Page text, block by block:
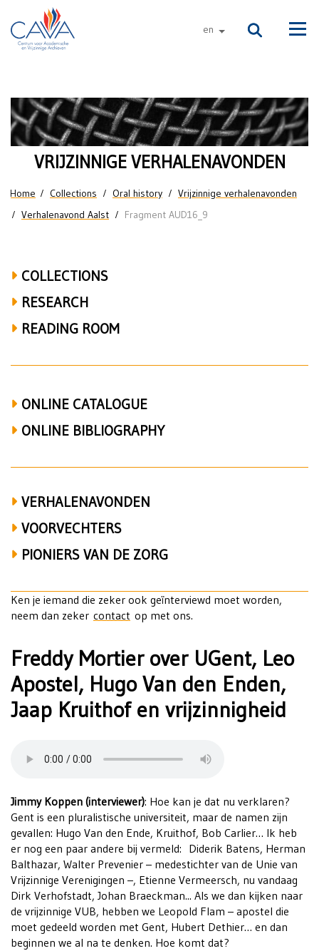
Skip to main content
en other languages
Freddy
Mortier
over
UGent,
Leo
Hugo
Van
den
Kruithof
en
vrijzinnigheid
VRIJZINNIGE VERHALENAVONDEN
You are here
Home Collections Oral history
Vrijzinnige verhalenavonden
Verhalenavond Aalst
Fragment AUD16_9
COLLECTIONS
RESEARCH
READING ROOM
ONLINE CATALOGUE
ONLINE BIBLIOGRAPHY
VERHALENAVONDEN
VOORVECHTERS
PIONIERS VAN DE ZORG
Ken je iemand die zeker ook geïnterviewd moet worden,
neem dan zeker contact op met ons.
Freddy Mortier over UGent, Leo
Apostel, Hugo Van den Enden,
Jaap Kruithof en vrijzinnigheid
Jimmy Koppen (interviewer): Hoe kan je dat nu verklaren?
Gent is een pluralistische universiteit, maar de namen zijn
gevallen: Hugo Van den Ende, Kruithof, Bob Carlier… Ik heb
er nog een paar andere bij vermeld: Diderik Batens, Herman
Balthazar, Walter Prevenier – medestichter van de Unie van
Vrijzinnige Verenigingen –, Etienne Vermeersch, nu vandaag
Dirk Verhofstadt, Johan Braeckman... Als we dan kijken naar
de vrijzinnige VUB, hebben we Leopold Flam – apostel die
moet gedeeld worden met Gent, Hubert Dethier… en dan
beginnen we al na te denken. Hoe komt dat?